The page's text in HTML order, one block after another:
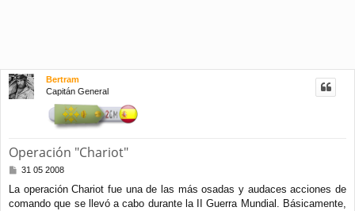
Bertram
Capitán General
Operación "Chariot"
M
n
s
31 05 2008
La operación Chariot fue una de las más osadas y audaces acciones de
comando que se llevó a cabo durante la II Guerra Mundial. Básicamente,